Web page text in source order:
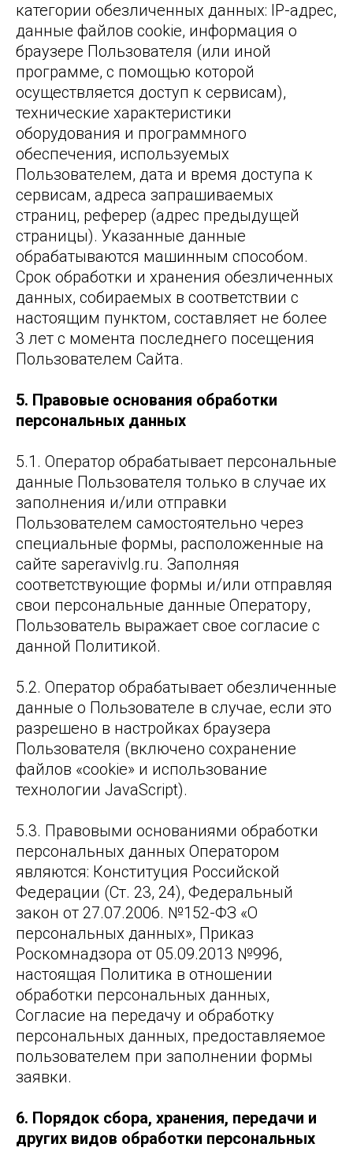
категории обезличенных данных: IP-адрес,
данные файлов cookie, информация о
браузере Пользователя (или иной
программе, с помощью которой
осуществляется доступ к сервисам),
технические характеристики
оборудования и программного
обеспечения, используемых
Пользователем, дата и время доступа к
сервисам, адреса запрашиваемых
страниц, реферер (адрес предыдущей
страницы). Указанные данные
обрабатываются машинным способом.
Срок обработки и хранения обезличенных
данных, собираемых в соответствии с
настоящим пунктом, составляет не более
3 лет с момента последнего посещения
Пользователем Сайта.
5. Правовые основания обработки
персональных данных
5.1. Оператор обрабатывает персональные
данные Пользователя только в случае их
заполнения и/или отправки
Пользователем самостоятельно через
специальные формы, расположенные на
сайте saperavivlg.ru. Заполняя
соответствующие формы и/или отправляя
свои персональные данные Оператору,
Пользователь выражает свое согласие с
данной Политикой.
5.2. Оператор обрабатывает обезличенные
данные о Пользователе в случае, если это
разрешено в настройках браузера
Пользователя (включено сохранение
файлов «cookie» и использование
технологии JavaScript).
5.3. Правовыми основаниями обработки
персональных данных Оператором
являются: Конституция Российской
Федерации (Ст. 23, 24), Федеральный
закон от 27.07.2006. №152-ФЗ «О
персональных данных», Приказ
Роскомнадзора от 05.09.2013 №996,
настоящая Политика в отношении
обработки персональных данных,
Согласие на передачу и обработку
персональных данных, предоставляемое
пользователем при заполнении формы
заявки.
6. Порядок сбора, хранения, передачи и
других видов обработки персональных